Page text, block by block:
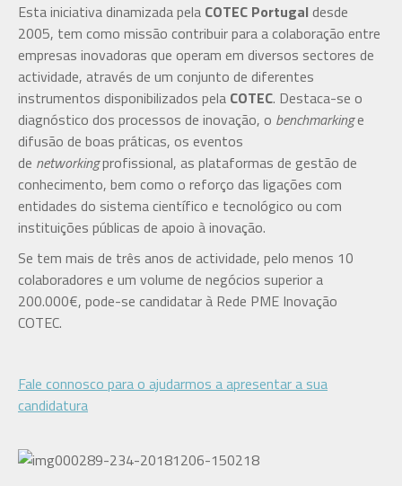
Esta iniciativa dinamizada pela COTEC Portugaldesde
2005, tem como missão contribuir para a colaboração entre
empresas inovadoras que operam em diversos sectores de
actividade, através de um conjunto de diferentes
instrumentos disponibilizados pela COTEC. Destaca-se o
diagnóstico dos processos de inovação, o benchmarkinge
difusão de boas práticas, os eventos
de networkingprofissional, as plataformas de gestão de
conhecimento, bem como o reforço das ligações com
entidades do sistema científico e tecnológico ou com
instituições públicas de apoio à inovação.
Se tem mais de três anos de actividade, pelo menos 10
colaboradores e um volume de negócios superior a
200.000€, pode-se candidatar à Rede PME Inovação
COTEC.
Fale connosco para o ajudarmos a apresentar a sua
candidatura